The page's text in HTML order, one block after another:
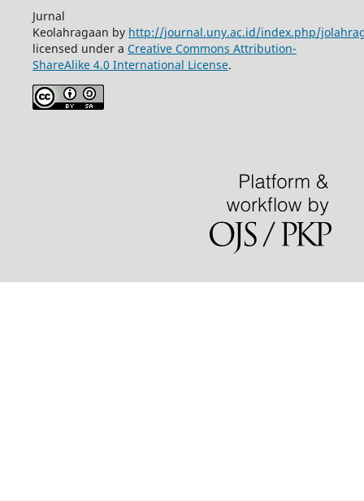
Jurnal
Keolahragaan by http://journal.uny.ac.id/index.php/
licensed under a Creative Commons Attribution-
ShareAlike 4.0 International License.